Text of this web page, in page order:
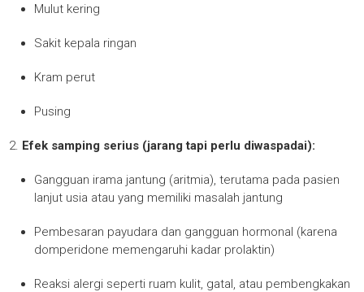
Mulut kering
Sakit kepala ringan
Kram perut
Pusing
Efek samping serius (jarang tapi perlu diwaspadai):
Gangguan irama jantung (aritmia), terutama pada pasien
lanjut usia atau yang memiliki masalah jantung
Pembesaran payudara dan gangguan hormonal (karena
domperidone memengaruhi kadar prolaktin)
Reaksi alergi seperti ruam kulit, gatal, atau pembengkakan